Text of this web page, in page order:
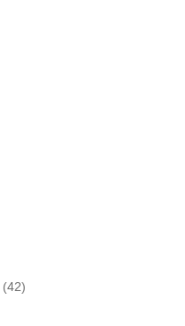
(42)